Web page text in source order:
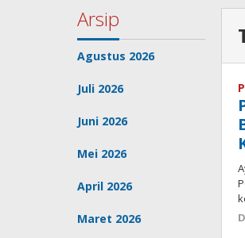
Arsip
Agustus 2026
Juli 2026
Juni 2026
Mei 2026
April 2026
Maret 2026